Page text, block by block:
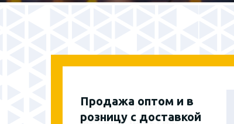
Продажа оптом и в
розницу с доставкой